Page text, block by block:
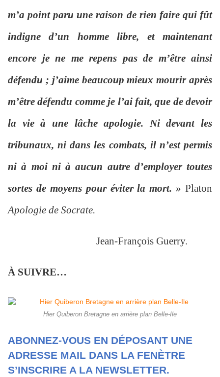
m’a point paru une raison de rien faire qui fût
indigne d’un homme libre, et maintenant
encore je ne me repens pas de m’être ainsi
défendu ; j’aime beaucoup mieux mourir après
m’être défendu comme je l’ai fait, que de devoir
la vie à une lâche apologie. Ni devant les
tribunaux, ni dans les combats, il n’est permis
ni à moi ni à aucun autre d’employer toutes
sortes de moyens pour éviter la mort. » Platon
Apologie de Socrate.
Jean-François Guerry.
À SUIVRE…
Hier Quiberon Bretagne en arrière plan Belle-Ile
ABONNEZ-VOUS EN DÉPOSANT UNE
ADRESSE MAIL DANS LA FENÈTRE
S’INSCRIRE A LA NEWSLETTER.